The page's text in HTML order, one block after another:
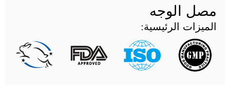
الوجه
الرئيسية: